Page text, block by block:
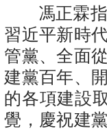
馮正霖指
習近平新時
管黨、全面
建黨百年、
的各項建設
覺，慶祝建